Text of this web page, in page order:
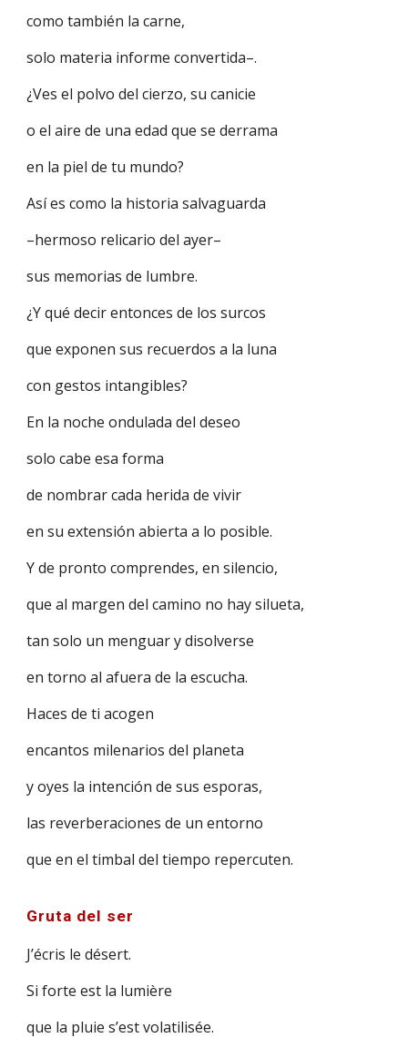
como también la carne,
solo materia informe convertida–.
¿Ves el polvo del cierzo, su canicie
o el aire de una edad que se derrama
en la piel de tu mundo?
Así es como la historia salvaguarda
–hermoso relicario del ayer–
sus memorias de lumbre.
¿Y qué decir entonces de los surcos
que exponen sus recuerdos a la luna
con gestos intangibles?
En la noche ondulada del deseo
solo cabe esa forma
de nombrar cada herida de vivir
en su extensión abierta a lo posible.
Y de pronto comprendes, en silencio,
que al margen del camino no hay silueta,
tan solo un menguar y disolverse
en torno al afuera de la escucha.
Haces de ti acogen
encantos milenarios del planeta
y oyes la intención de sus esporas,
las reverberaciones de un entorno
que en el timbal del tiempo repercuten.
Gruta del ser
J’écris le désert.
Si forte est la lumière
que la pluie s’est volatilisée.